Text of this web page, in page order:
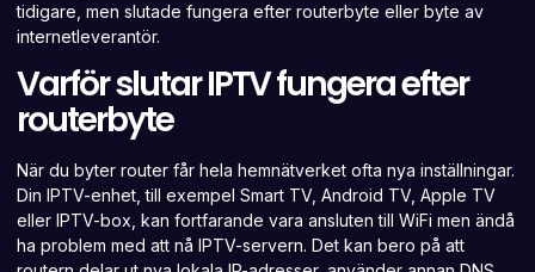
tidigare, men slutade fungera efter routerbyte eller byte av
internetleverantör.
Varför slutar IPTV fungera efter
routerbyte
När du byter router får hela hemnätverket ofta nya inställningar.
Din IPTV-enhet, till exempel Smart TV, Android TV, Apple TV
eller IPTV-box, kan fortfarande vara ansluten till WiFi men ändå
ha problem med att nå IPTV-servern. Det kan bero på att